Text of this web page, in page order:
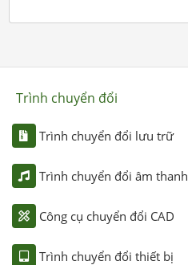
Trình chuyển đổi
Trình chuyển đổi lưu trữ
Trình chuyển đổi âm thanh
Công cụ chuyển đổi CAD
Trình chuyển đổi thiết bị